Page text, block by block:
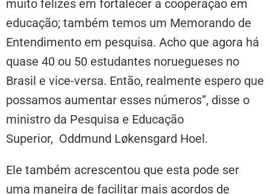
muito felizes em fortalecer a cooperação em
educação; também temos um Memorando de
Entendimento em pesquisa. Acho que agora há
quase 40 ou 50 estudantes noruegueses no
Brasil e vice-versa. Então, realmente espero que
possamos aumentar esses números”, disse o
ministro da Pesquisa e Educação
Superior, Oddmund Løkensgard Hoel.
Ele também acrescentou que esta pode ser
uma maneira de facilitar mais acordos de